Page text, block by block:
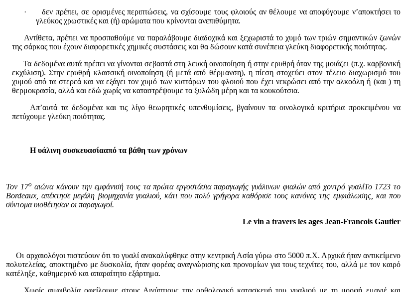
·
δεν πρέπει, σε ορισμένες περιπτώσεις, να σχίσουμε τους φλοιούς αν θέλουμε να αποφύγουμε ν’αποκτήσει το
γλεύκος χρωστικές και (ή) αρώματα που κρίνονται ανεπιθύμητα.
Αντίθετα, πρέπει να προσπαθούμε να παραλάβουμε διαδοχικά και ξεχωριστά το χυμό των τριών σημαντικών ζωνών
της σάρκας που έχουν διαφορετικές χημικές συστάσεις και θα δώσουν κατά συνέπεια γλεύκη διαφορετικής ποιότητας.
Τα δεδομένα αυτά πρέπει να γίνονται σεβαστά στη λευκή οινοποίηση ή στην ερυθρή όταν της μοιάζει (π.χ. καρβονική
εκχύλιση). Στην ερυθρή κλασσική οινοποίηση (ή μετά από θέρμανση), η πίεση στοχεύει στον τέλειο διαχωρισμό του
χυμού από τα στερεά και να εξάγει τον χυμό των κυττάρων του φλοιού που έχει νεκρώσει από την αλκοόλη ή (και ) τη
θερμοκρασία, αλλά και εδώ χωρίς να καταστρέψουμε τα ξυλώδη μέρη και τα κουκούτσια.
Απ’αυτά τα δεδομένα και τις λίγο θεωρητικές υπενθυμίσεις, βγαίνουν τα οινολογικά κριτήρια προκειμένου να
πετύχουμε γλεύκη ποιότητας.
Η υάλινη συσκευασίααπό τα βάθη των χρόνων
Τον 17ο αιώνα κάνουν την εμφάνισή τους τα πρώτα εργοστάσια παραγωγής γυάλινων φιαλών από χοντρό γυαλίΤο 1723 το
Bordeaux , απέκτησε μεγάλη βιομηχανία γυαλιού, κάτι που πολύ γρήγορα καθόρισε τους κανόνες της εμφιάλωσης, και που
σύντομα υιοθέτησαν οι παραγωγοί.
Le vin a travers les ages Jean-Francois Gautier
Οι αρχαιολόγοι πιστεύουν ότι το γυαλί ανακαλύφθηκε στην κεντρική Ασία γύρω στο 5000 π.Χ. Αρχικά ήταν αντικείμενο
πολυτελείας, αποκτημένο με δυσκολία, ήταν φορέας αναγνώρισης και προνομίων για τους τεχνίτες του, αλλά με τον καιρό
κατέληξε, καθημερινό και απαραίτητο εξάρτημα.
Χωρίς αμφιβολία οφείλουμε στους Αιγύπτιους την ορθολογική κατασκευή του γυαλιού με τη μορφή εμαγιέ και